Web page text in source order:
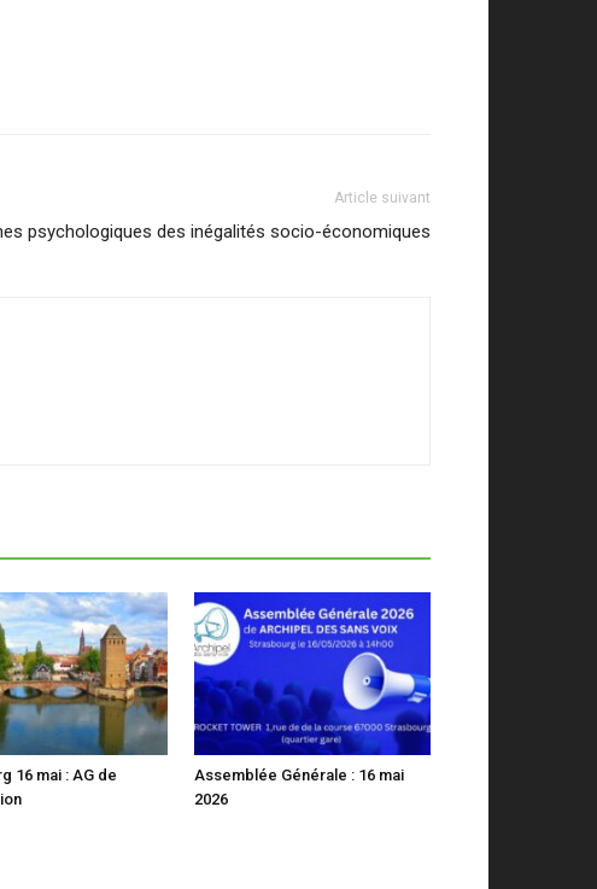
Article suivant
psychologiques des inégalités socio-économiques
16 mai : AG de
Assemblée Générale : 16 mai
2026